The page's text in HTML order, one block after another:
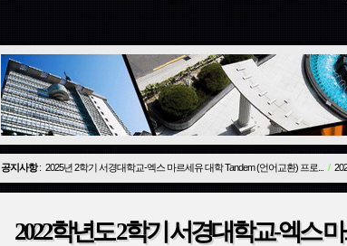
공지사항: 2025년 2학기 서경대학교-엑스 마르세유 대학 Tandem (언어교환) 프로... /
2022학년도 2학기 서경대학교-엑스